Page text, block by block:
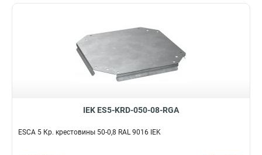
100х600 38
IEK ES5-KRD-050-08-RGA
ESCA 5 Кр. крестовины 50-0,8 RAL 9016 IEK